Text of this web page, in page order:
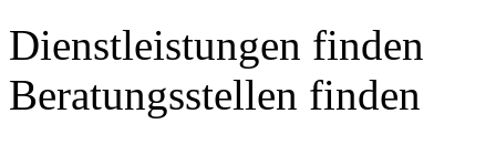
Dienstleistungen finden
Beratungsstellen finden